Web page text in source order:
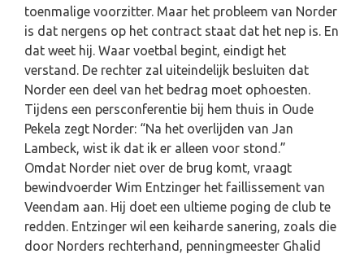
toenmalige voorzitter. Maar het probleem van Norder
is dat nergens op het contract staat dat het nep is. En
dat weet hij. Waar voetbal begint, eindigt het
verstand. De rechter zal uiteindelijk besluiten dat
Norder een deel van het bedrag moet ophoesten.
Tijdens een persconferentie bij hem thuis in Oude
Pekela zegt Norder: “Na het overlijden van Jan
Lambeck, wist ik dat ik er alleen voor stond.”
Omdat Norder niet over de brug komt, vraagt
bewindvoerder Wim Entzinger het faillissement van
Veendam aan. Hij doet een ultieme poging de club te
redden. Entzinger wil een keiharde sanering, zoals die
door Norders rechterhand, penningmeester Ghalid